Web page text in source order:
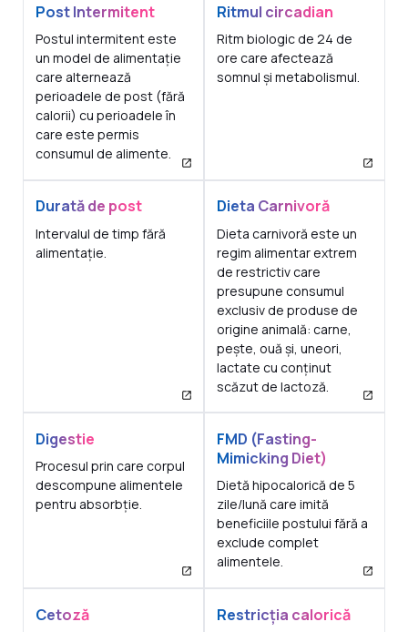
Post Intermitent
Postul intermitent este
un model de alimentație
care alternează
perioadele de post (fără
calorii) cu perioadele în
care este permis
consumul de alimente.
Ritmul circadian
Ritm biologic de 24 de
ore care afectează
somnul și metabolismul.
Durată de post
Intervalul de timp fără
alimentație.
Dieta Carnivoră
Dieta carnivoră este un
regim alimentar extrem
de restrictiv care
presupune consumul
exclusiv de produse de
origine animală: carne,
pește, ouă și, uneori,
lactate cu conținut
scăzut de lactoză.
Digestie
Procesul prin care corpul
descompune alimentele
pentru absorbție.
FMD (Fasting-
Mimicking Diet)
Dietă hipocalorică de 5
zile/lună care imită
beneficiile postului fără a
exclude complet
alimentele.
Cetoză Restricția calorică